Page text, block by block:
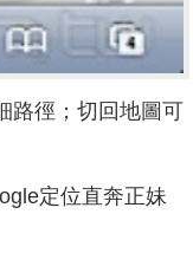
路徑；切回地圖可
定位直奔正妹